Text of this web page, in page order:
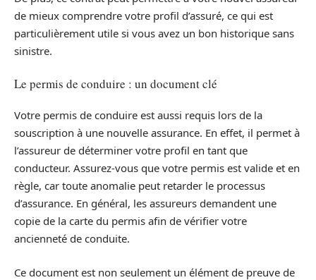
de mieux comprendre votre profil d’assuré, ce qui est
particulièrement utile si vous avez un bon historique sans
sinistre.
Le permis de conduire : un document clé
Votre permis de conduire est aussi requis lors de la
souscription à une nouvelle assurance. En effet, il permet à
l’assureur de déterminer votre profil en tant que
conducteur. Assurez-vous que votre permis est valide et en
règle, car toute anomalie peut retarder le processus
d’assurance. En général, les assureurs demandent une
copie de la carte du permis afin de vérifier votre
ancienneté de conduite.
Ce document est non seulement un élément de preuve de